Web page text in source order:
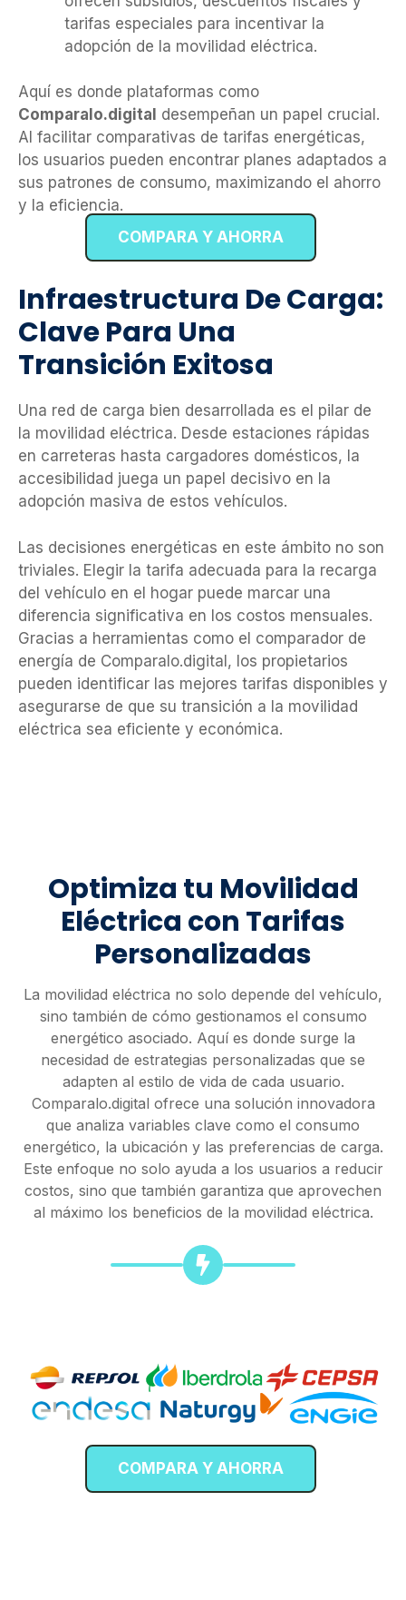
tarifas especiales para incentivar la
adopción de la movilidad eléctrica.
Aquí es donde plataformas como
Comparalo.digital desempeñan un papel crucial.
Al facilitar comparativas de tarifas energéticas,
los usuarios pueden encontrar planes adaptados a
sus patrones de consumo, maximizando el ahorro
y la eficiencia.
COMPARA Y AHORRA
Infraestructura De Carga:
Clave Para Una
Transición Exitosa
Una red de carga bien desarrollada es el pilar de
la movilidad eléctrica. Desde estaciones rápidas
en carreteras hasta cargadores domésticos, la
accesibilidad juega un papel decisivo en la
adopción masiva de estos vehículos.
Las decisiones energéticas en este ámbito no son
triviales. Elegir la tarifa adecuada para la recarga
del vehículo en el hogar puede marcar una
diferencia significativa en los costos mensuales.
Gracias a herramientas como el comparador de
energía de Comparalo.digital, los propietarios
pueden identificar las mejores tarifas disponibles y
asegurarse de que su transición a la movilidad
eléctrica sea eficiente y económica.
Optimiza tu Movilidad
Eléctrica con Tarifas
Personalizadas
La movilidad eléctrica no solo depende del vehículo,
sino también de cómo gestionamos el consumo
energético asociado. Aquí es donde surge la
necesidad de estrategias personalizadas que se
adapten al estilo de vida de cada usuario.
Comparalo.digital ofrece una solución innovadora
que analiza variables clave como el consumo
energético, la ubicación y las preferencias de carga.
Este enfoque no solo ayuda a los usuarios a reducir
costos, sino que también garantiza que aprovechen
al máximo los beneficios de la movilidad eléctrica.
COMPARA Y AHORRA